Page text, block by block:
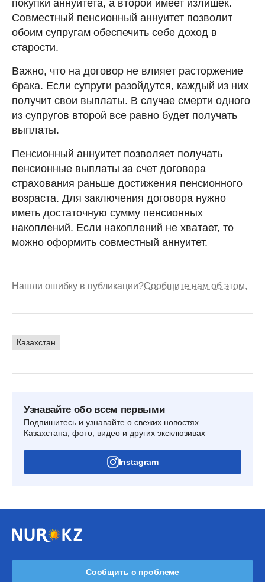
покупки аннуитета, а второй имеет излишек.
Совместный пенсионный аннуитет позволит
обоим супругам обеспечить себе доход в
старости.
Важно, что на договор не влияет расторжение
брака. Если супруги разойдутся, каждый из них
получит свои выплаты. В случае смерти одного
из супругов второй все равно будет получать
выплаты.
Пенсионный аннуитет позволяет получать
пенсионные выплаты за счет договора
страхования раньше достижения пенсионного
возраста. Для заключения договора нужно
иметь достаточную сумму пенсионных
накоплений. Если накоплений не хватает, то
можно оформить совместный аннуитет.
Нашли ошибку в публикации?Сообщите нам об этом.
Казахстан
Узнавайте обо всем первыми
Подпишитесь и узнавайте о свежих новостях
Казахстана, фото, видео и других эксклюзивах
Instagram
Сообщить о проблеме